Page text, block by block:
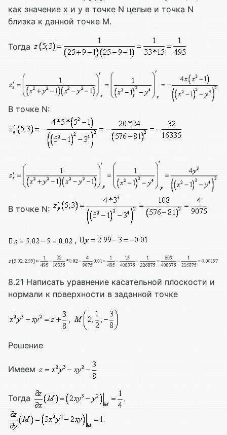
как значение x и y в точке N целые и точка N
близка к данной точке M.
Тогда
В точке N:
В точке N:
,
8.21 Написать уравнение касательной плоскости и
нормали к поверхности в заданной точке
,
Решение
Имеем
Тогда